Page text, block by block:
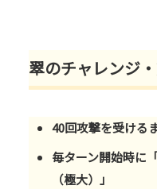
翠のチャレンジ
40回攻撃を受ける
毎ターン開始時に
（極大）」